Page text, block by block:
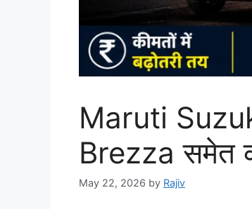
Maruti
Brezza समेत
May 22, 2026 by Rajiv